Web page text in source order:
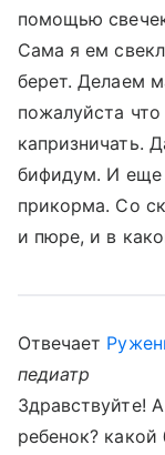
помощью
Сама я ем
берет. Делаем
пожалуйста
капризничать.
бифидум. И еще
прикорма. Со
и пюре, и в
Отвечает
педиатр
Здравствуйте!
ребенок?